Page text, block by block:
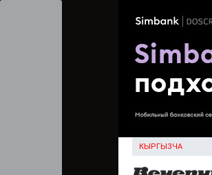
КЫРГЫЗЧА